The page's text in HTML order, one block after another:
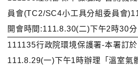
員會(TC2/SC4小工具分組委員會
開會時間:111.8.30(二)下午2時30
111135行政院環境保護署-本署訂於
111.8.29(一)下午1時辦理「溫室氣